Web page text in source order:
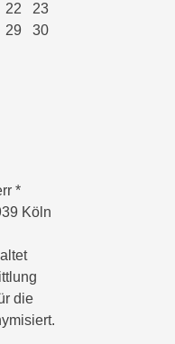
22
23
29
30
*
Köln
die